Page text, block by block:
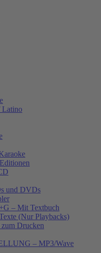
Latino
und DVDs
– Mit Textbuch
(Nur Playbacks)
Drucken
– MP3/Wave